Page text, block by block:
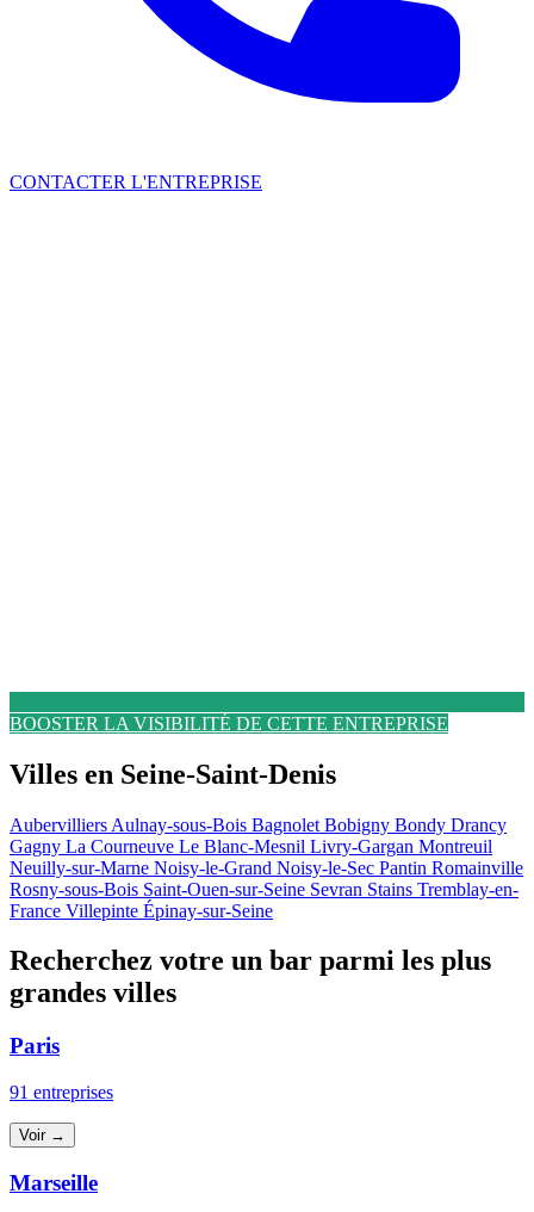
CONTACTER L'ENTREPRISE
BOOSTER LA VISIBILITÉ DE CETTE ENTREPRISE
Villes en Seine-Saint-Denis
Aubervilliers Aulnay-sous-Bois Bagnolet Bobigny Bondy Drancy
Gagny La Courneuve Le Blanc-Mesnil Livry-Gargan Montreuil
Neuilly-sur-Marne Noisy-le-Grand Noisy-le-Sec Pantin Romainville
Rosny-sous-Bois Saint-Ouen-sur-Seine Sevran Stains Tremblay-en-
France Villepinte Épinay-sur-Seine
Recherchez votre un bar parmi les plus
grandes villes
Paris
91 entreprises
Voir →
Marseille